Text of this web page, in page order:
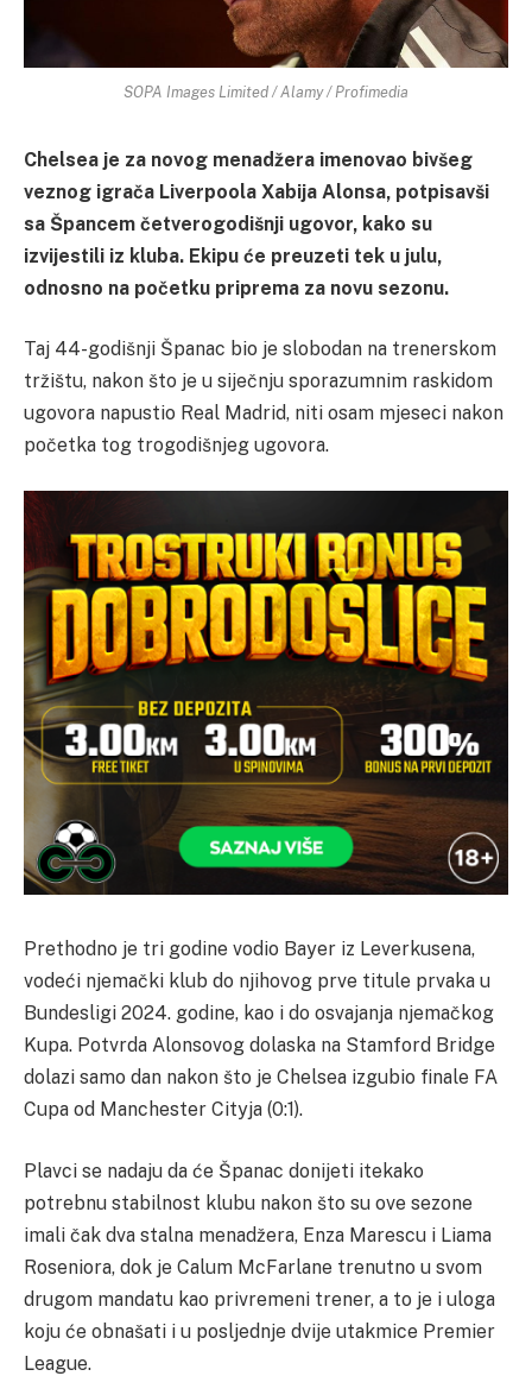
SOPA Images Limited / Alamy / Profimedia
Chelsea je za novog menadžera imenovao bivšeg
veznog igrača Liverpoola Xabija Alonsa, potpisavši
sa Špancem četverogodišnji ugovor, kako su
izvijestili iz kluba. Ekipu će preuzeti tek u julu,
odnosno na početku priprema za novu sezonu.
Taj 44-godišnji Španac bio je slobodan na trenerskom
tržištu, nakon što je u siječnju sporazumnim raskidom
ugovora napustio Real Madrid, niti osam mjeseci nakon
početka tog trogodišnjeg ugovora.
Prethodno je tri godine vodio Bayer iz Leverkusena,
vodeći njemački klub do njihovog prve titule prvaka u
Bundesligi 2024. godine, kao i do osvajanja njemačkog
Kupa. Potvrda Alonsovog dolaska na Stamford Bridge
dolazi samo dan nakon što je Chelsea izgubio finale FA
Cupa od Manchester Cityja (0:1).
Plavci se nadaju da će Španac donijeti itekako
potrebnu stabilnost klubu nakon što su ove sezone
imali čak dva stalna menadžera, Enza Marescu i Liama ​​
Roseniora, dok je Calum McFarlane trenutno u svom
drugom mandatu kao privremeni trener, a to je i uloga
koju će obnašati i u posljednje dvije utakmice Premier
League.